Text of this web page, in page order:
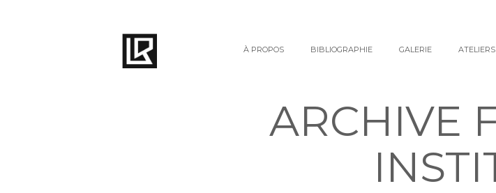
À PROPOS BIBLIOGRAPHIE GALERIE ATELIERS
ARCHIVE